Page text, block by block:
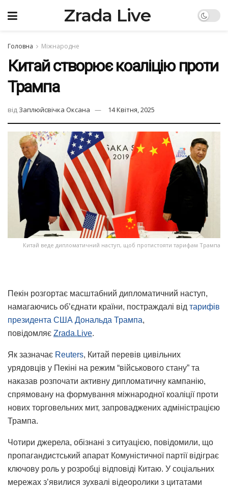
Zrada Live
Головна Міжнародне
Китай створює коаліцію проти
Трампа
від Заплюйсвічка Оксана 14 Квітня, 2025
Китай веде дипломатичний наступ, щоб протистояти тарифам Трампа
Пекін розгортає масштабний дипломатичний наступ,
намагаючись об’єднати країни, постраждалі від тарифів
президента США Дональда Трампа,
повідомляє Zrada.Live.
Як зазначає Reuters, Китай перевів цивільних
урядовців у Пекіні на режим “військового стану” та
наказав розпочати активну дипломатичну кампанію,
спрямовану на формування міжнародної коаліції проти
нових торговельних мит, запроваджених адміністрацією
Трампа.
Чотири джерела, обізнані з ситуацією, повідомили, що
пропагандистський апарат Комуністичної партії відіграє
ключову роль у розробці відповіді Китаю. У соціальних
мережах з’явилися зухвалі відеоролики з цитатами